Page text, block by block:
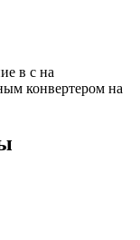
в с на
конвертером на